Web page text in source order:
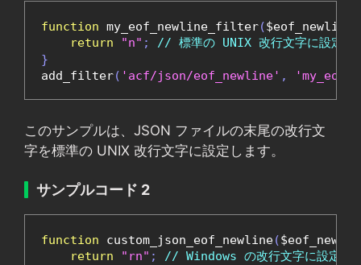
function my_eof_newline_filter($eof_newline
return
"n" ;
// 標準の UNIX 改行文字に設定
}
add_filter( 'acf/json/eof_newline' ,
このサンプルは、JSON ファイルの末尾の改行文
字を標準の UNIX 改行文字に設定します。
サンプルコード 2
function custom_json_eof_newline(
return
"rn" ;
// Windows の改行文字に設定